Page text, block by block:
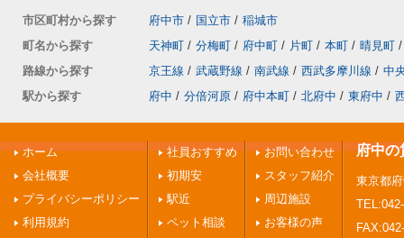
市区町村から探す 府中市 / 国立市 / 稲城市
町名から探す
天神町 / 分梅町 / 府中町 / 片町 / 本町 / 晴見町 /
路線から探す
京王線 / 武蔵野線 / 南武線 / 西武多摩川線 / 中
駅から探す
府中 / 分倍河原 / 府中本町 / 北府中 / 東府中 /
ホーム
会社概要
プライバシーポリシー
利用規約
社員おすすめ
初期安
駅近
ペット相談
お問い合わせ
スタッフ紹介
周辺施設
お客様の声
府中の
東京都